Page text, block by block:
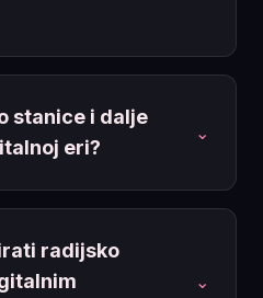
stanice i dalje
eri?
⌄
radijsko
⌄